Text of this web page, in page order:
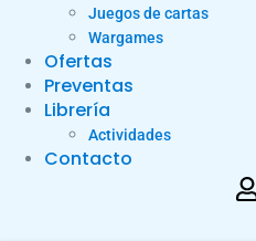
Juegos de cartas
Wargames
Ofertas
Preventas
Librería
Actividades
Contacto